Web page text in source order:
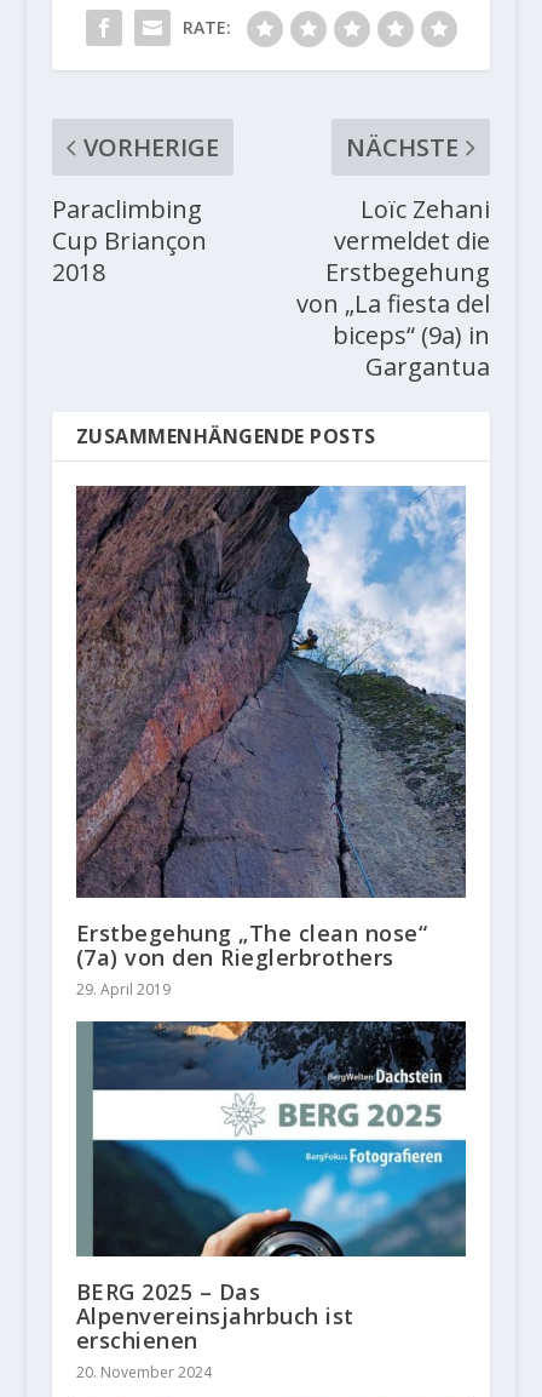
RATE:
VORHERIGE
Paraclimbing
Cup Briançon
2018
NÄCHSTE
Loïc Zehani
vermeldet die
Erstbegehung
von „La fiesta del
biceps“ (9a) in
Gargantua
ZUSAMMENHÄNGENDE POSTS
Erstbegehung „The clean nose“
(7a) von den Rieglerbrothers
29. April 2019
BERG 2025 – Das
Alpenvereinsjahrbuch ist
erschienen
20. November 2024